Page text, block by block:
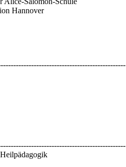
Hannover